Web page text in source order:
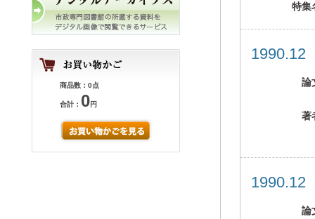
商品数：0点
合計： 0円
特集
論
著
論